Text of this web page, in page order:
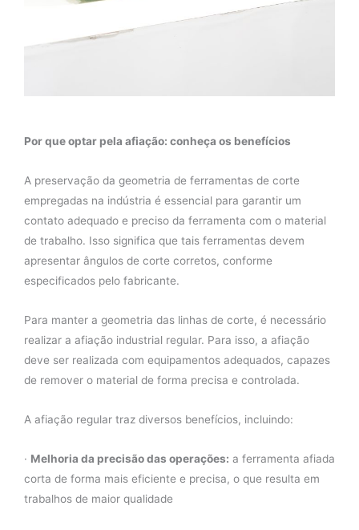
Por que optar pela afiação: conheça os benefícios
A preservação da geometria de ferramentas de corte
empregadas na indústria é essencial para garantir um
contato adequado e preciso da ferramenta com o material
de trabalho. Isso significa que tais ferramentas devem
apresentar ângulos de corte corretos, conforme
especificados pelo fabricante.
Para manter a geometria das linhas de corte, é necessário
realizar a afiação industrial regular. Para isso, a afiação
deve ser realizada com equipamentos adequados, capazes
de remover o material de forma precisa e controlada.
A afiação regular traz diversos benefícios, incluindo:
· Melhoria da precisão das operações: a ferramenta afiada
corta de forma mais eficiente e precisa, o que resulta em
trabalhos de maior qualidade